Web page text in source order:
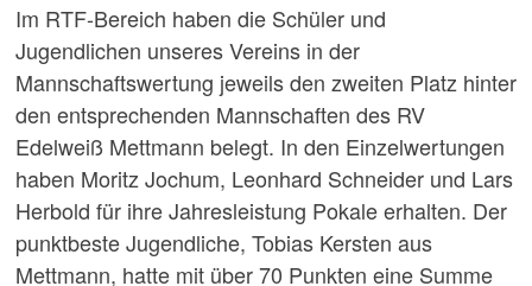
Im RTF-Bereich haben die Schüler und
Jugendlichen unseres Vereins in der
Mannschaftswertung jeweils den zweiten Platz hinter
den entsprechenden Mannschaften des RV
Edelweiß Mettmann belegt. In den Einzelwertungen
haben Moritz Jochum, Leonhard Schneider und Lars
Herbold für ihre Jahresleistung Pokale erhalten. Der
punktbeste Jugendliche, Tobias Kersten aus
Mettmann, hatte mit über 70 Punkten eine Summe